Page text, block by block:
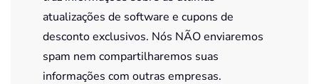
atualizações de software e cupons de
desconto exclusivos. Nós NÃO enviaremos
spam nem compartilharemos suas
informações com outras empresas.